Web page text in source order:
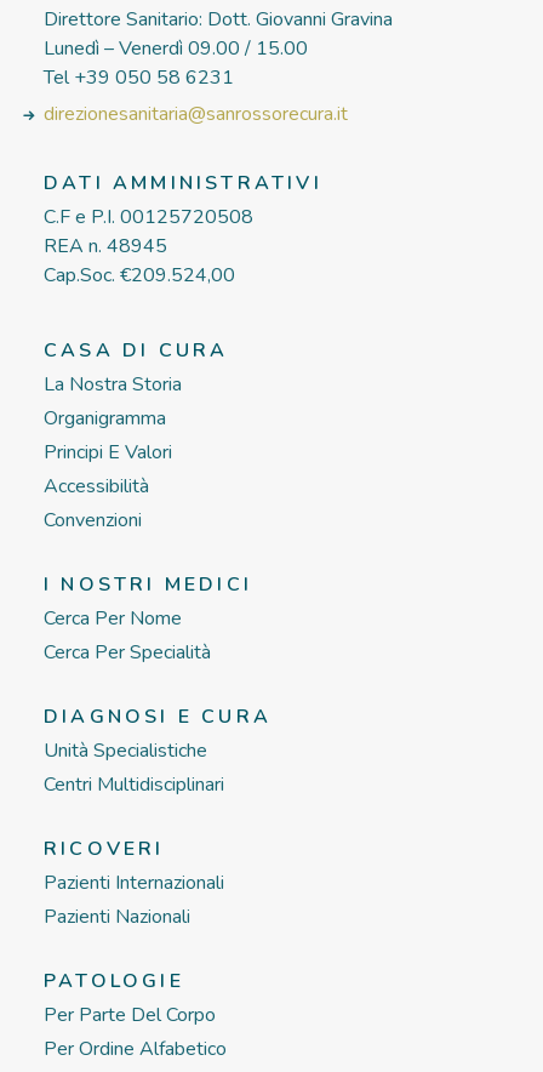
Direttore Sanitario: Dott. Giovanni Gravina
Lunedì – Venerdì 09.00 / 15.00
Tel +39 050 58 6231
direzionesanitaria@sanrossorecura.it
DATI AMMINISTRATIVI
C.F e P.I. 00125720508
REA n. 48945
Cap.Soc. €209.524,00
CASA DI CURA
La Nostra Storia
Organigramma
Principi E Valori
Accessibilità
Convenzioni
I NOSTRI MEDICI
Cerca Per Nome
Cerca Per Specialità
DIAGNOSI E CURA
Unità Specialistiche
Centri Multidisciplinari
RICOVERI
Pazienti Internazionali
Pazienti Nazionali
PATOLOGIE
Per Parte Del Corpo
Per Ordine Alfabetico